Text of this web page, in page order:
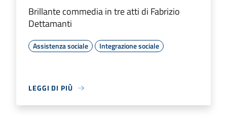
Brillante commedia in tre atti di Fabrizio
Dettamanti
Assistenza sociale Integrazione sociale
LEGGI DI PIÙ